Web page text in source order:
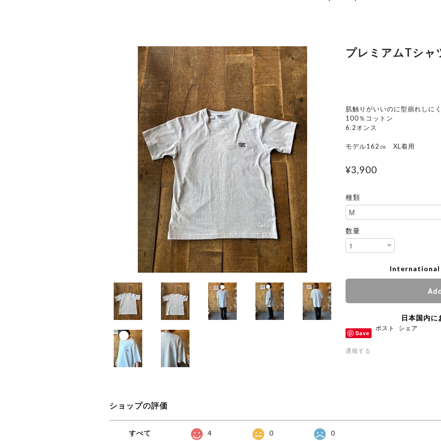
プレミアムTシ
肌触りがいいのに型崩れしに
100％コットン
6.2オンス
モデル162㎝ XL着用
¥3,900
種類
数量
International
日本国内に
Save
ポスト シェア
通報する
ショップの評価
すべて 4 0 0